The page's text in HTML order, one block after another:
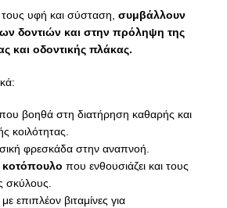
υφή και σύσταση, συμβάλλουν
δοντιών και στην πρόληψη της
και οδοντικής πλάκας.
βοηθά στη διατήρηση καθαρής και
κοιλότητας.
φρεσκάδα στην αναπνοή.
που ενθουσιάζει και τους
σκύλους.
επιπλέον βιταμίνες για